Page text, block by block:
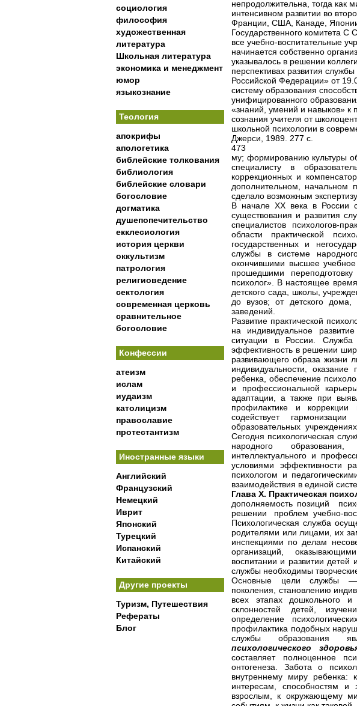
социология
философия
художественная
литература
Школьная литература
экономика и менеджмент
юмор
языкознание
Теология
апокрифы
апологетика
библейские толкования
библиология
библейские словари
богословие
догматика
душепопечительство
екклесиология
история церкви
оккультизм
патрология
религиоведение
сектология
современная церковь
сравнительное
богословие
Конфессии
атеизм
ислам
иудаизм
католицизм
православие
протестантизм
Иностранные языки
Английский
Французский
Немецкий
Иврит
Японский
Турецкий
Испанский
Китайский
Другие проекты
Туризм, Путешествия
Рефераты
Блог
непродолжительна, тогда как
интенсивном развитии во
Франции, США, Канаде,
Государственного комитета С
все учебно-воспитательные
начинается собственно
указывалось в решении
перспективах развития
Российской Федерации» от
систему образования
унифицированного
«знаний, умений и навыков» к
сознания учителя от
школьной психологии в
Джерси, 1989. 277 с.
473
му; формированию культуры
специалисту в
коррекционных и
дополнительном, начальном
сделало возможным
В начале XX века в России
существования и развития
специалистов психологов-
области практической
государственных и
службы в системе
окончившими высшее
прошедшими
психолог». В настоящее
детского сада, школы,
до вузов; от детского
заведений.
Развитие практической
на индивидуальное
ситуации в России. Служба
эффективность в решении
развивающего образа жизни
индивидуальности,
ребенка, обеспечение
и профессиональной
адаптации, а также при
профилактике и коррекции
содействует
образовательных учреждениях.
Сегодня психологическая
народного образования,
интеллектуального и
условиями эффективности
психологом и
взаимодействия в единой
Глава X. Практическая
дополняемость позиций
решении проблем учебно-
Психологическая служба
родителями или лицами, их
инспекциями по делам
организаций,
воспитании и развитии
службы необходимы
Основные цели службы —
поколения, становлению
всех этапах дошкольного и
склонностей детей,
определение
профилактика подобных
службы образования
психологического
составляет полноценное
онтогенеза. Забота о
внутреннему миру ребенка:
интересам, способностям и
взрослым, к окружающему